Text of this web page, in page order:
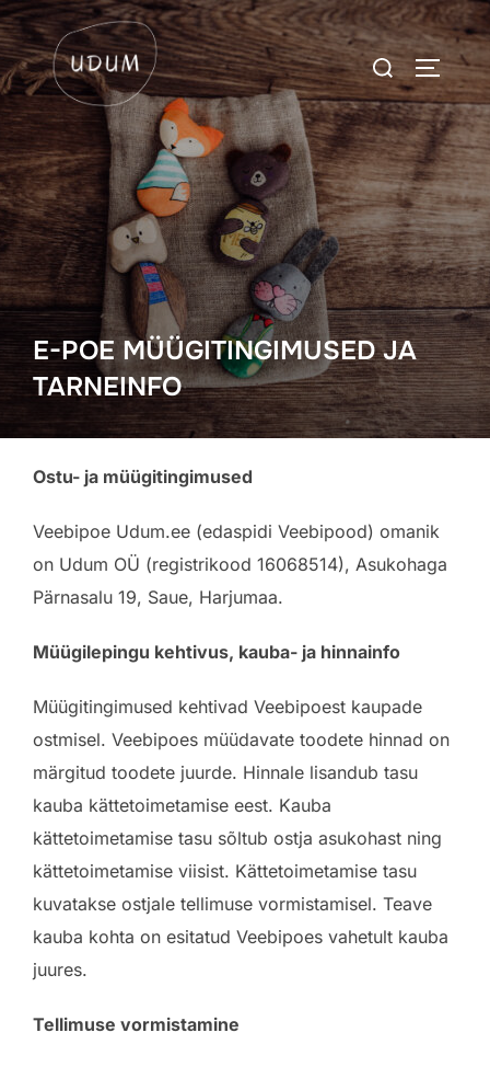
Skip
to
content
Search
for:
E-POE MÜÜGITINGIMUSED JA
TARNEINFO
Ostu- ja müügitingimused
Veebipoe Udum.ee (edaspidi Veebipood) omanik
on Udum OÜ (registrikood 16068514), Asukohaga
Pärnasalu 19, Saue, Harjumaa.
Müügilepingu kehtivus, kauba- ja hinnainfo
Müügitingimused kehtivad Veebipoest kaupade
ostmisel. Veebipoes müüdavate toodete hinnad on
märgitud toodete juurde. Hinnale lisandub tasu
kauba kättetoimetamise eest. Kauba
kättetoimetamise tasu sõltub ostja asukohast ning
kättetoimetamise viisist. Kättetoimetamise tasu
kuvatakse ostjale tellimuse vormistamisel. Teave
kauba kohta on esitatud Veebipoes vahetult kauba
juures.
Tellimuse vormistamine